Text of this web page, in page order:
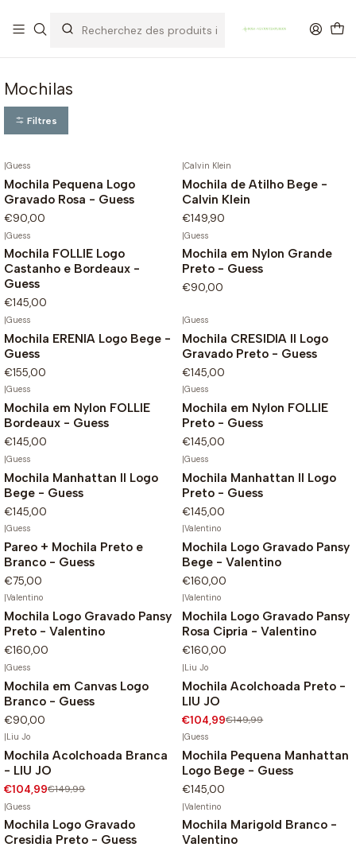
OFERTA DE PORTES DE ENVIO em compras para Portugal superiores a
80€ de artigos sem promoção
Mochilas
Filtres
|Guess
Mochila Pequena Logo
Gravado Rosa - Guess
€90,00
|Calvin Klein
Mochila de Atilho Bege -
Calvin Klein
€149,90
|Guess
Mochila FOLLIE Logo
Castanho e Bordeaux -
Guess
€145,00
|Guess
Mochila em Nylon Grande
Preto - Guess
€90,00
|Guess
Mochila ERENIA Logo Bege -
Guess
€155,00
|Guess
Mochila CRESIDIA II Logo
Gravado Preto - Guess
€145,00
|Guess
Mochila em Nylon FOLLIE
Bordeaux - Guess
€145,00
|Guess
Mochila em Nylon FOLLIE
Preto - Guess
€145,00
|Guess
Mochila Manhattan II Logo
Bege - Guess
€145,00
|Guess
Mochila Manhattan II Logo
Preto - Guess
€145,00
|Guess
Pareo + Mochila Preto e
Branco - Guess
€75,00
|Valentino
Mochila Logo Gravado Pansy
Bege - Valentino
€160,00
|Valentino
Mochila Logo Gravado Pansy
Preto - Valentino
€160,00
|Valentino
Mochila Logo Gravado Pansy
Rosa Cipria - Valentino
€160,00
|Guess
Mochila em Canvas Logo
Branco - Guess
€90,00
-30%
|Liu Jo
Mochila Acolchoada Preto -
LIU JO
€104,99€149,99
-30%
Liu Jo
Mochila Acolchoada Branca
- LIU JO
€104,99€149,99
|Guess
Mochila Pequena Manhattan
Logo Bege - Guess
€145,00
|Guess
Mochila Logo Gravado
Cresidia Preto - Guess
|Valentino
Mochila Marigold Branco -
Valentino